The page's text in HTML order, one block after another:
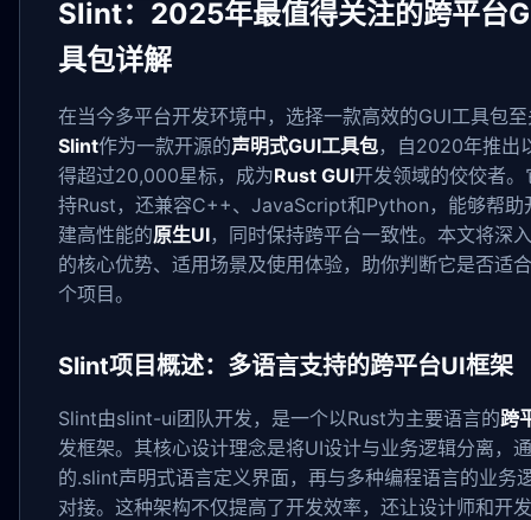
Slint：2025年最值得关注的跨平台
具包详解
在当今多平台开发环境中，选择一款高效的GUI工具包
Slint作为一款开源的声明式GUI工具包，自2020年推出
得超过20,000星标，成为Rust GUI开发领域的佼佼者。
持Rust，还兼容C++、JavaScript和Python，能够帮助
建高性能的原生UI，同时保持跨平台一致性。本文将深
的核心优势、适用场景及使用体验，助你判断它是否适
个项目。
Slint项目概述：多语言支持的跨平台UI框架
Slint由slint-ui团队开发，是一个以Rust为主要语言的跨
发框架。其核心设计理念是将UI设计与业务逻辑分离，
的.slint声明式语言定义界面，再与多种编程语言的业务
对接。这种架构不仅提高了开发效率，还让设计师和开